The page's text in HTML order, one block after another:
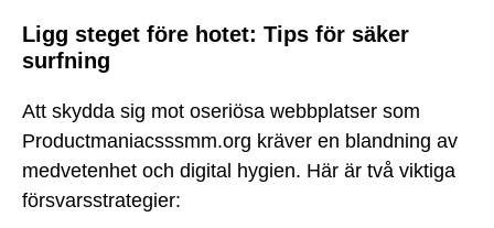
Ligg steget före hotet: Tips för säker
surfning
Att skydda sig mot oseriösa webbplatser som
Productmaniacsssmm.org kräver en blandning av
medvetenhet och digital hygien. Här är två viktiga
försvarsstrategier: